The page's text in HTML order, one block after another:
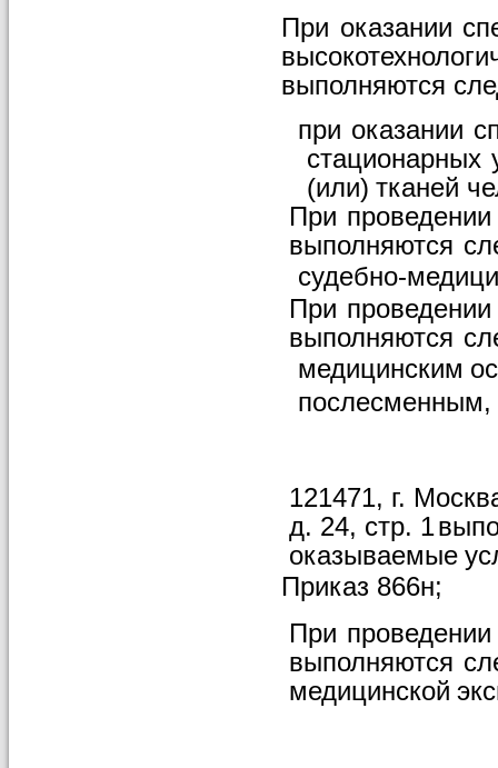
При оказании
выполняются
при оказании
стационарных
(или) тканей
При проведении
выполняются
судебно-
При проведении
выполняются
медицинским
послесменным,
121471, г.
д. 24, стр. 1
оказываемые
Приказ 866н;
При проведении
выполняются
медицинской